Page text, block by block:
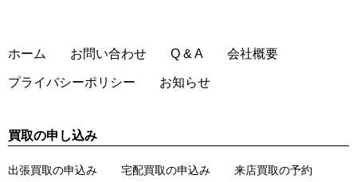
ホーム お問い合わせ Q & A 会社概要
プライバシーポリシー お知らせ
買取の申し込み
出張買取の申込み 宅配買取の申込み 来店買取の予約